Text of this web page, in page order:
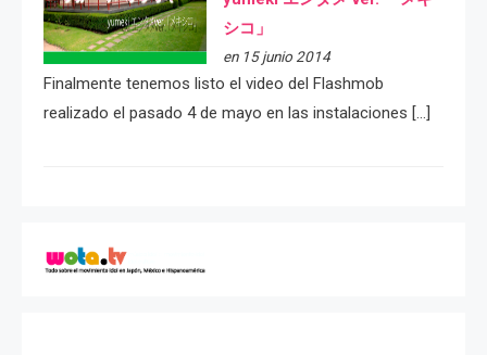
シコ」
en 15 junio 2014
Finalmente tenemos listo el video del Flashmob
realizado el pasado 4 de mayo en las instalaciones […]